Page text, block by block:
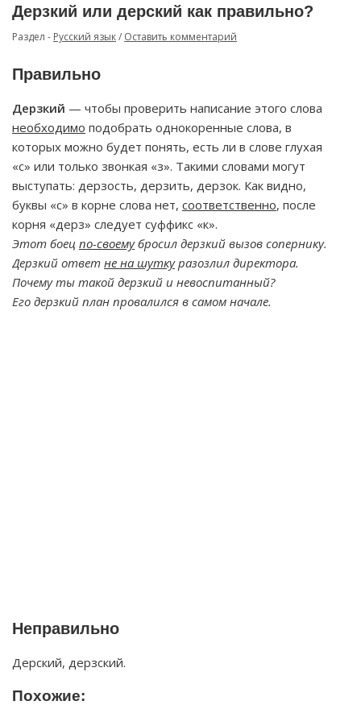
Дерзкий или дерский как правильно?
Раздел - Русский язык/ Оставить комментарий
Правильно
Дерзкий — чтобы проверить написание этого слова
необходимо подобрать однокоренные слова, в
которых можно будет понять, есть ли в слове глухая
«с» или только звонкая «з». Такими словами могут
выступать: дерзость, дерзить, дерзок. Как видно,
буквы «с» в корне слова нет, соответственно, после
корня «дерз» следует суффикс «к».
Этот боец по-своемубросил дерзкий вызов сопернику.
Дерзкий ответ не на шуткуразозлил директора.
Почему ты такой дерзкий и невоспитанный?
Его дерзкий план провалился в самом начале.
Неправильно
Дерский, дерзский.
Похожие: